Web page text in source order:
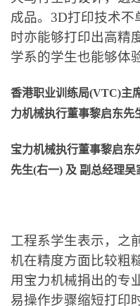
成品。3D打印技术不
时亦能够打印出高精
学系的学生也能够体
香港职业训练局(VTC)主
力机械执行董事黎启东先
宝力机械执行董事黎启东
先生(右一) 及 副总经理吴
工程系学生表示，之
机在精度方面比较粗
用宝力机械捐出的专
易操作步骤缩短打印